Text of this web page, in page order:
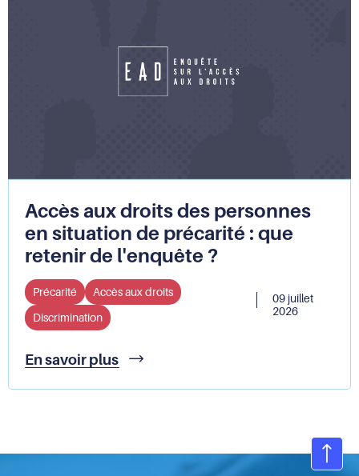
contre
les
discriminations
à
la
tête
du
Accès aux droits des personnes
en situation de précarité : que
retenir de l'enquête ?
Précarité
Accès aux droits
Discrimination
09 juillet
2026
En savoir plus
Accès
droits
situation